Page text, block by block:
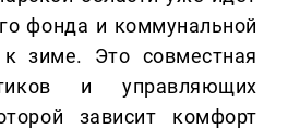
фонда и коммунальной
к зиме. Это совместная
и управляющих
зависит комфорт